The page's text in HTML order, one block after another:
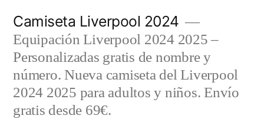
contenido
Camiseta Liverpool 2024
Equipación Liverpool 2024 2025 –
Personalizadas gratis de nombre y
número. Nueva camiseta del Liverpool
2024 2025 para adultos y niños. Envío
gratis desde 69€.